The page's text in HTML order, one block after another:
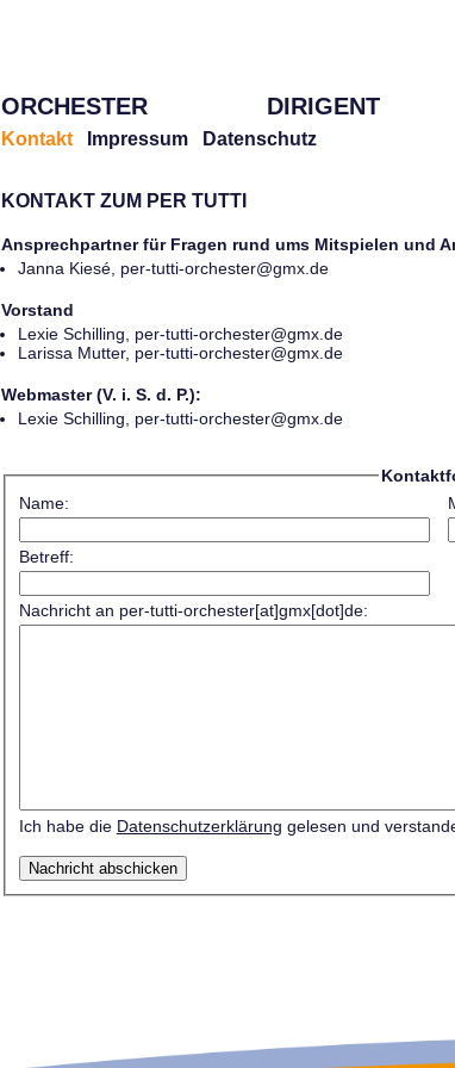
ORCHESTER DIRIGENT
Kontakt Impressum Datenschutz
KONTAKT ZUM PER TUTTI
Ansprechpartner für Fragen rund ums Mitspielen und
Janna Kiesé, per-tutti-orchester@gmx.de
Vorstand
Lexie Schilling, per-tutti-orchester@gmx.de
Larissa Mutter, per-tutti-orchester@gmx.de
Webmaster (V. i. S. d. P.):
Lexie Schilling, per-tutti-orchester@gmx.de
Name:
Betreff:
Nachricht an per-tutti-orchester[at]gmx[dot]de:
Ich habe die Datenschutzerklärung gelesen und